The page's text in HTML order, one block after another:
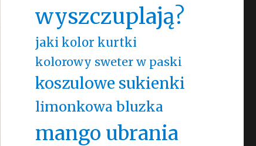
wyszczuplają?
jaki kolor kurtki
kolorowy sweter w paski
koszulowe sukienki
limonkowa bluzka
mango ubrania